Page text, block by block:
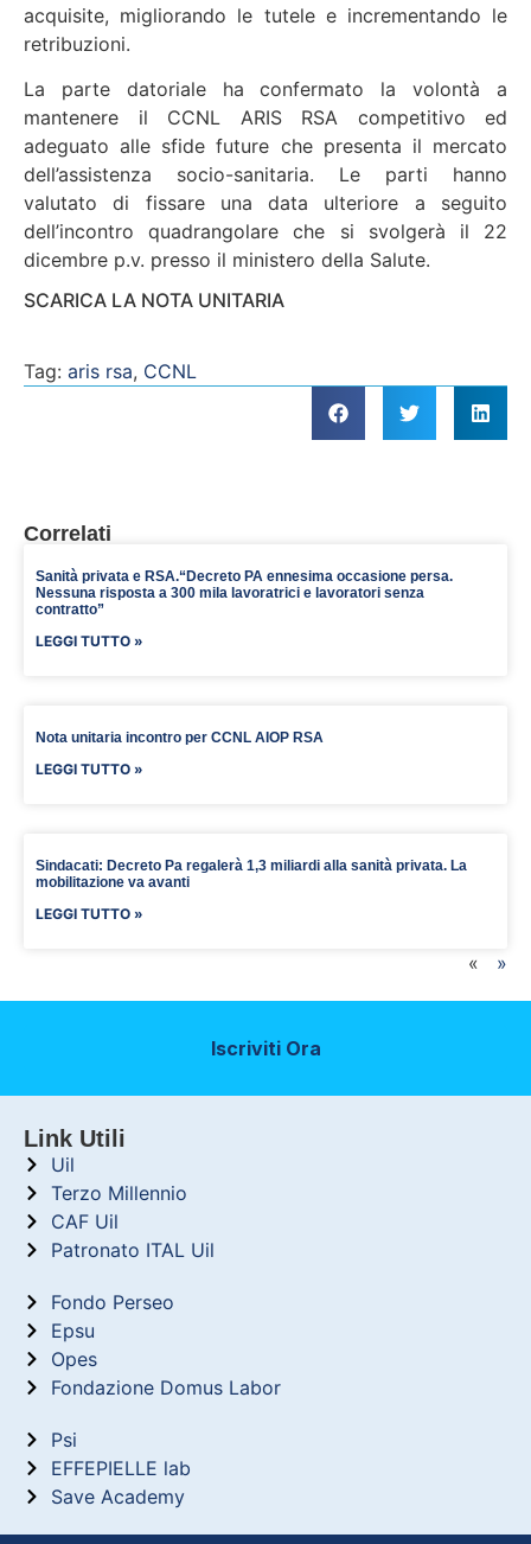
acquisite, migliorando le tutele e incrementando le
retribuzioni.
La parte datoriale ha confermato la volontà a
mantenere il CCNL ARIS RSA competitivo ed
adeguato alle sfide future che presenta il mercato
dell’assistenza socio-sanitaria. Le parti hanno
valutato di fissare una data ulteriore a seguito
dell’incontro quadrangolare che si svolgerà il 22
dicembre p.v. presso il ministero della Salute.
SCARICA LA NOTA UNITARIA
Tag: aris rsa, CCNL
Correlati
Sanità privata e RSA.“Decreto PA ennesima occasione persa.
Nessuna risposta a 300 mila lavoratrici e lavoratori senza
contratto”
LEGGI TUTTO »
Nota unitaria incontro per CCNL AIOP RSA
LEGGI TUTTO »
Sindacati: Decreto Pa regalerà 1,3 miliardi alla sanità privata. La
mobilitazione va avanti
LEGGI TUTTO »
« »
Iscriviti Ora
Link Utili
Uil
Terzo Millennio
CAF Uil
Patronato ITAL Uil
Fondo Perseo
Epsu
Opes
Fondazione Domus Labor
Psi
EFFEPIELLE lab
Save Academy